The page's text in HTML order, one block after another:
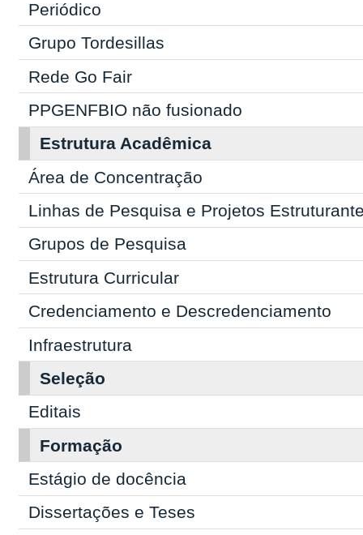
Periódico
Grupo Tordesillas
Rede Go Fair
PPGENFBIO não fusionado
Estrutura Acadêmica
Área de Concentração
Linhas de Pesquisa e Projetos
Grupos de Pesquisa
Estrutura Curricular
Credenciamento e Descredenciamento
Infraestrutura
Seleção
Editais
Formação
Estágio de docência
Dissertações e Teses